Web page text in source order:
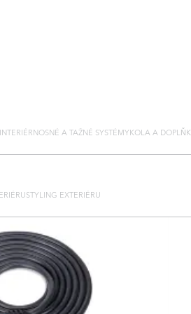
INTERIÉRNOSNÉ A TAŽNÉ SYSTÉMYKOLA A
STYLING EXTERIÉRU